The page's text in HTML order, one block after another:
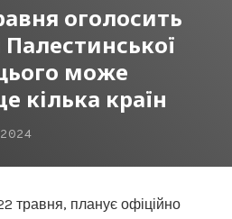
оголосить
може
кілька країн
травня, планує офіційно